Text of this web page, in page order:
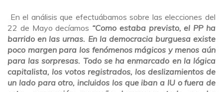
En el análisis que efectuábamos sobre las elecciones del
22 de Mayo decíamos “Como estaba previsto, el PP ha
barrido en las urnas. En la democracia burguesa existe
poco margen para los fenómenos mágicos y menos aún
para las sorpresas. Todo se ha enmarcado en la lógica
capitalista, los votos registrados, los deslizamientos de
un lado para otro, incluidos los que iban a IU o fuera de